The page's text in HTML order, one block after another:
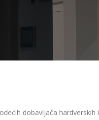
dobavljača